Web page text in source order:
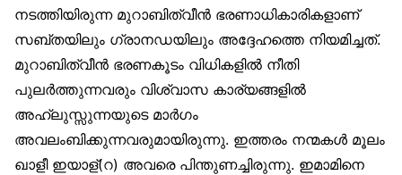
നടത്തിയിരുന്ന മുറാബിത്വീൻ ഭരണാധികാരികളാണ്
സബ്തയിലും ഗ്രാനഡയിലും അദ്ദേഹത്തെ നിയമിച്ചത്.
മുറാബിത്വീൻ ഭരണകൂടം വിധികളിൽ നീതി
പുലർത്തുന്നവരും വിശ്വാസ കാര്യങ്ങളിൽ
അഹ്‌ലുസ്സുന്നയുടെ മാർഗം
അവലംബിക്കുന്നവരുമായിരുന്നു. ഇത്തരം നന്മകൾ മൂലം
ഖാളീ ഇയാള്(റ) അവരെ പിന്തുണച്ചിരുന്നു. ഇമാമിനെ